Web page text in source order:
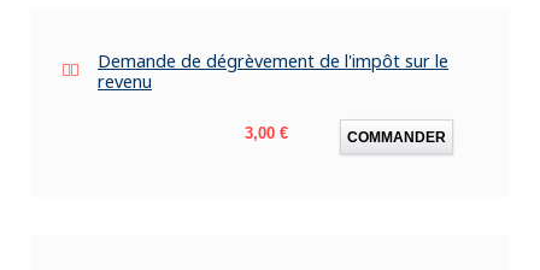
Demande de dégrèvement de l'impôt sur le
revenu
Prix
3,00 € COMMANDER